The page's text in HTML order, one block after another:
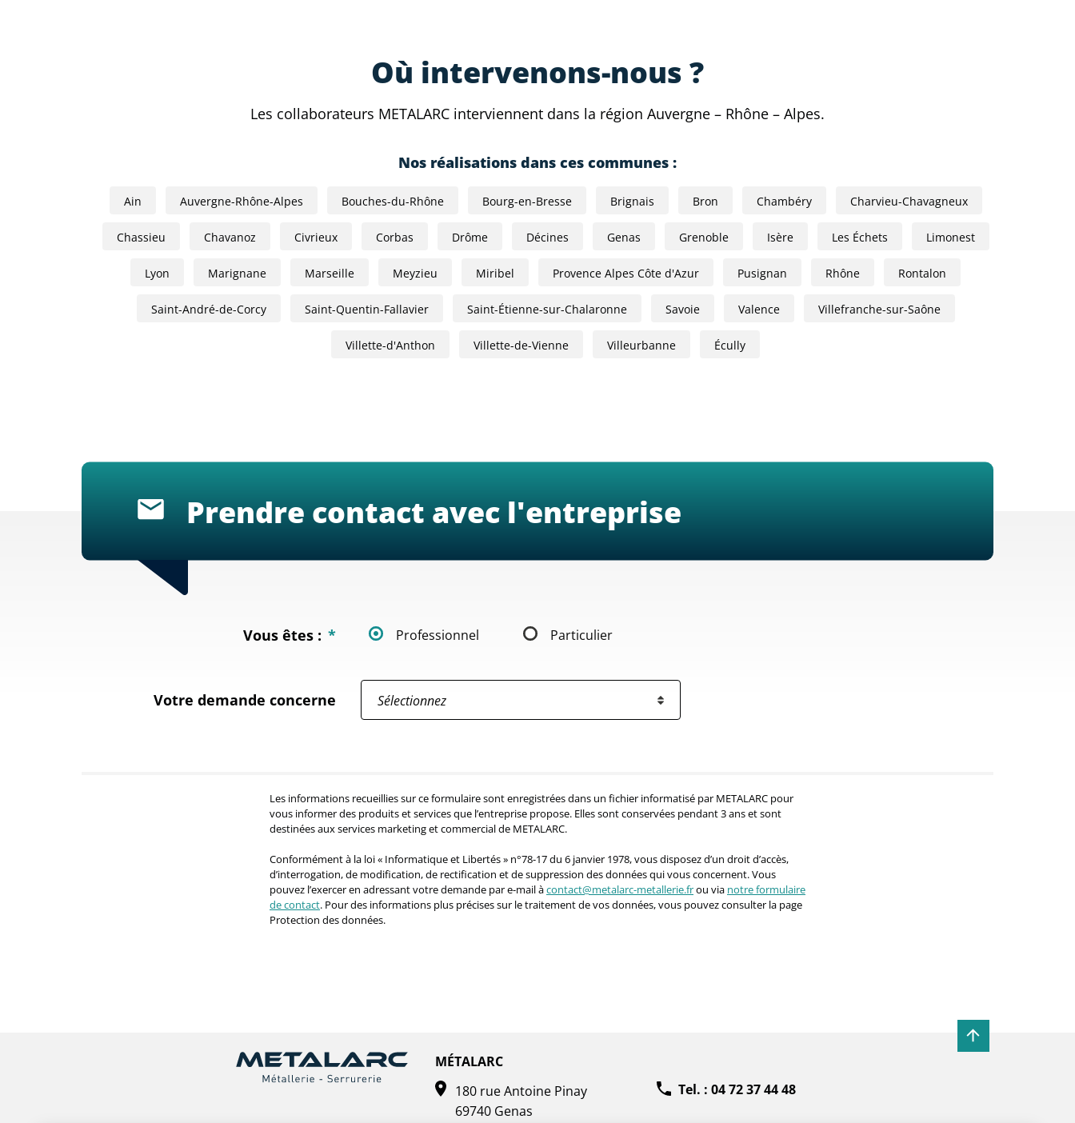
Où intervenons-nous ?
Les collaborateurs METALARC interviennent dans la région Auvergne – Rhône – Alpes.
Nos réalisations dans ces communes :
Ain Auvergne-Rhône-Alpes Bouches-du-Rhône Bourg-en-Bresse Brignais Bron Chambéry Charvieu-Chavagneux
Chassieu Chavanoz Civrieux Corbas Drôme Décines Genas Grenoble Isère Les Échets Limonest
Lyon Marignane Marseille Meyzieu Miribel Provence Alpes Côte d'Azur Pusignan Rhône Rontalon
Saint-André-de-Corcy Saint-Quentin-Fallavier Saint-Étienne-sur-Chalaronne Savoie Valence Villefranche-sur-Saône
Villette-d'Anthon Villette-de-Vienne Villeurbanne Écully
Prendre contact avec l'entreprise
Vous êtes : * Professionnel Particulier
Votre demande concerne
Les informations recueillies sur ce formulaire sont enregistrées dans un fichier informatisé par METALARC pour
vous informer des produits et services que l’entreprise propose. Elles sont conservées pendant 3 ans et sont
destinées aux services marketing et commercial de METALARC.
Conformément à la loi « Informatique et Libertés » n°78-17 du 6 janvier 1978, vous disposez d’un droit d’accès,
d’interrogation, de modification, de rectification et de suppression des données qui vous concernent. Vous
pouvez l’exercer en adressant votre demande par e-mail àcontact@metalarc-metallerie.frou via notre formulaire
de contact. Pour des informations plus précises sur le traitement de vos données, vous pouvez consulter la page
Protection des données.
MÉTALARC
180 rue Antoine Pinay
69740 Genas
Tel. : 04 72 37 44 48